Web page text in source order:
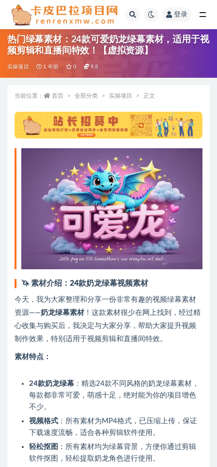
登录
热门绿幕素材：24款可爱奶龙绿幕素材，适用于视
频剪辑和直播间特效！【虚拟资源】
实操项目 1 年前 0 9.8
当前位置： 首页 全部分类 实操项目 正文
🦄 素材介绍：24款奶龙绿幕视频素材
今天，我为大家整理和分享一份非常有趣的视频绿幕素材
资源——奶龙绿幕素材！这款素材很少在网上找到，经过精
心收集与购买后，我决定与大家分享，帮助大家提升视频
制作效果，特别适用于视频剪辑和直播间特效。
素材特点：
24款奶龙绿幕 ：精选24款不同风格的奶龙绿幕素材，
每款都非常可爱，萌感十足，绝对能为你的项目增色
不少。
视频格式 ：所有素材为MP4格式，已压缩上传，保证
下载速度流畅，适合各种剪辑软件使用。
轻松抠图 ：所有素材均为绿幕背景，方便你通过剪辑
软件抠图，轻松提取奶龙角色进行使用。
全部